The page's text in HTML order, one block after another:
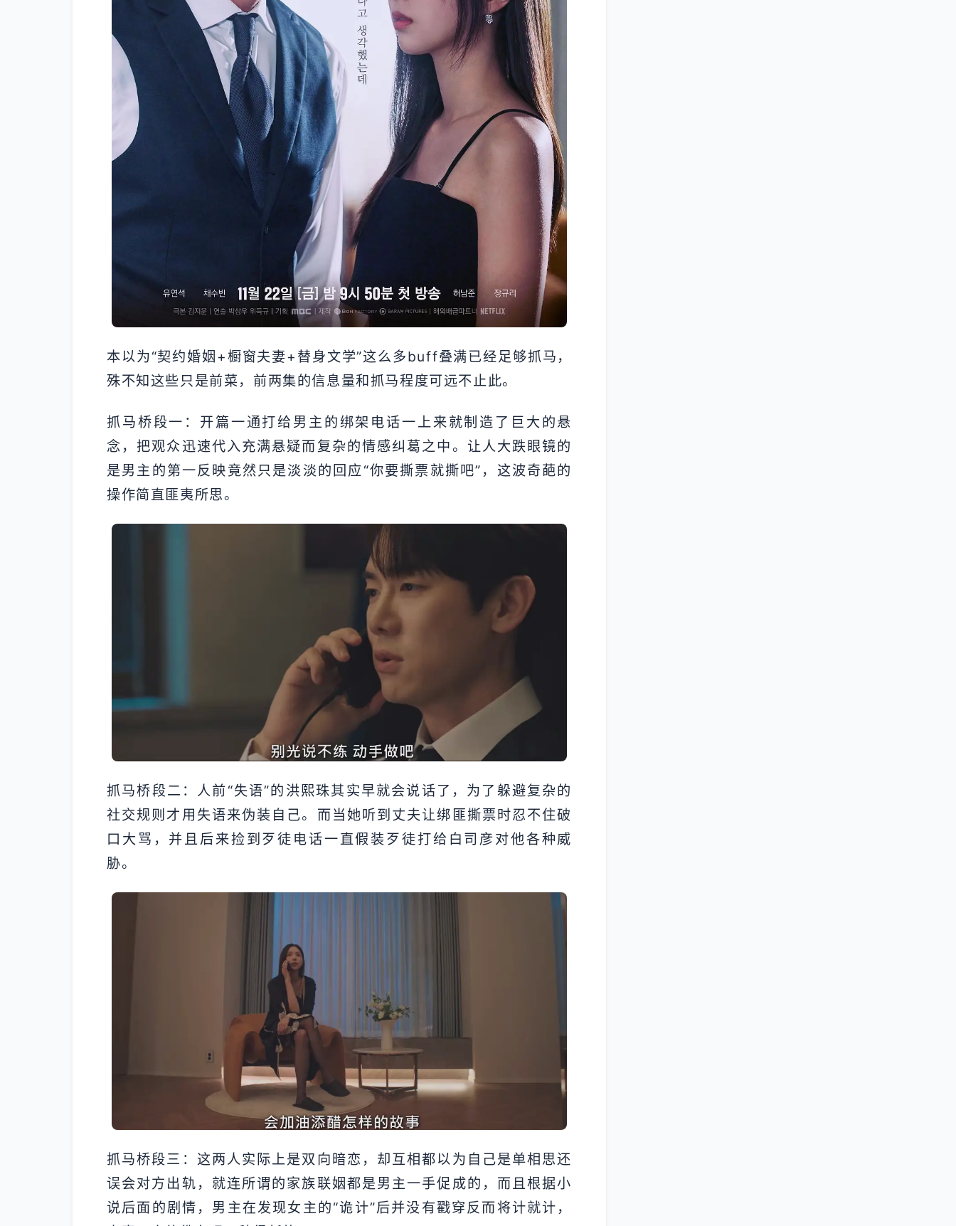
本以为“契约婚姻+橱窗夫妻+替身文学”这么多buff叠满已经足够抓马，
殊不知这些只是前菜，前两集的信息量和抓马程度可远不止此。
抓马桥段一：开篇一通打给男主的绑架电话一上来就制造了巨大的悬
念，把观众迅速代入充满悬疑而复杂的情感纠葛之中。让人大跌眼镜的
是男主的第一反映竟然只是淡淡的回应“你要撕票就撕吧”，这波奇葩的
操作简直匪夷所思。
抓马桥段二：人前“失语”的洪熙珠其实早就会说话了，为了躲避复杂的
社交规则才用失语来伪装自己。而当她听到丈夫让绑匪撕票时忍不住破
口大骂，并且后来捡到歹徒电话一直假装歹徒打给白司彦对他各种威
胁。
抓马桥段三：这两人实际上是双向暗恋，却互相都以为自己是单相思还
误会对方出轨，就连所谓的家族联姻都是男主一手促成的，而且根据小
说后面的剧情，男主在发现女主的“诡计”后并没有戳穿反而将计就计，